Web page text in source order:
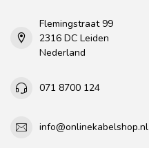
Flemingstraat 99
2316 DC Leiden
Nederland
071 8700 124
info@onlinekabelshop.nl